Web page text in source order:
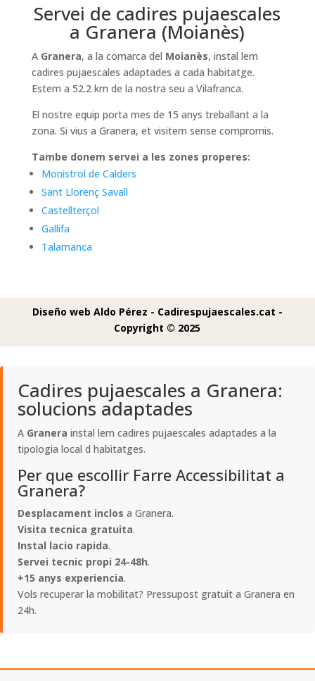
Servei de cadires pujaescales
a Granera (Moianès)
A Granera, a la comarca del Moianès, instal lem
cadires pujaescales adaptades a cada habitatge.
Estem a 52.2 km de la nostra seu a Vilafranca.
El nostre equip porta mes de 15 anys treballant a la
zona. Si vius a Granera, et visitem sense compromis.
Tambe donem servei a les zones properes:
Monistrol de Calders
Sant Llorenç Savall
Castellterçol
Gallifa
Talamanca
Diseño web Aldo Pérez - Cadirespujaescales.cat -
Copyright © 2025
Cadires pujaescales a Granera:
solucions adaptades
A Granera instal lem cadires pujaescales adaptades a la
tipologia local d habitatges.
Per que escollir Farre Accessibilitat a
Granera?
Desplacament inclos a Granera.
Visita tecnica gratuita.
Instal lacio rapida.
Servei tecnic propi 24-48h.
+15 anys experiencia.
Vols recuperar la mobilitat? Pressupost gratuit a Granera en
24h.